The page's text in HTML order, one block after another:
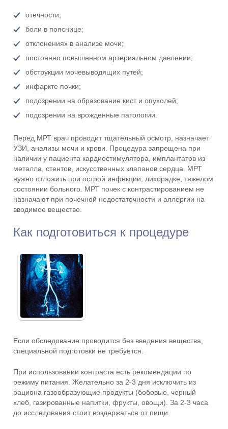
отечности;
боли в пояснице;
отклонениях в анализе мочи;
постоянно повышенном артериальном давлении;
обструкции мочевыводящих путей;
инфаркте почки;
подозрении на образование кист и опухолей;
подозрении на врожденные патологии.
Перед МРТ врач проводит тщательный осмотр, назначает
УЗИ, анализы мочи и крови. Процедура запрещена при
наличии у пациента кардиостимулятора, имплантатов из
металла, стентов, искусственных клапанов сердца. МРТ
нужно отложить при острой инфекции, лихорадке, тяжелом
состоянии больного. МРТ почек с контрастированием не
назначают при почечной недостаточности и аллергии на
вводимое вещество.
Как подготовиться к процедуре
Если обследование проводится без введения вещества,
специальной подготовки не требуется.
При использовании контраста есть рекомендации по
режиму питания. Желательно за 2-3 дня исключить из
рациона газообразующие продукты (бобовые, черный
хлеб, газированные напитки, фрукты, овощи). За 2-3 часа
до исследования стоит воздержаться от пищи.